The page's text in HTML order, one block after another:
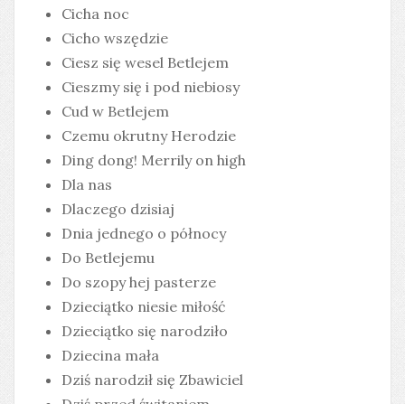
Cicha noc
Cicho wszędzie
Ciesz się wesel Betlejem
Cieszmy się i pod niebiosy
Cud w Betlejem
Czemu okrutny Herodzie
Ding dong! Merrily on high
Dla nas
Dlaczego dzisiaj
Dnia jednego o północy
Do Betlejemu
Do szopy hej pasterze
Dzieciątko niesie miłość
Dzieciątko się narodziło
Dziecina mała
Dziś narodził się Zbawiciel